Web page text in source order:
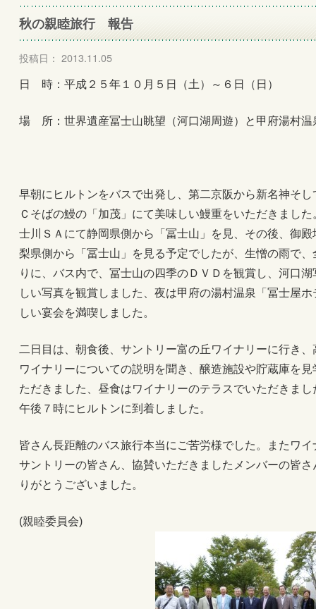
秋の親睦旅行 報告
投稿日： 2013.11.05
日 時：平成２５年１０月５日（土）～６日（日）
場 所：世界遺産冨士山眺望（河口湖周遊）と甲府湯村温
早朝にヒルトンをバスで出発し、第二京阪から新名神そ
Ｃそばの鰻の「加茂」にて美味しい鰻重をいただきまし
士川ＳＡにて静岡県側から「冨士山」を見、その後、御
梨県側から「冨士山」を見る予定でしたが、生憎の雨で
りに、バス内で、冨士山の四季のＤＶＤを観賞し、河口
しい写真を観賞しました、夜は甲府の湯村温泉「冨士屋
しい宴会を満喫しました。
二日目は、朝食後、サントリー富の丘ワイナリーに行き
ワイナリーについての説明を聞き、醸造施設や貯蔵庫を
ただきました、昼食はワイナリーのテラスでいただきま
午後７時にヒルトンに到着しました。
皆さん長距離のバス旅行本当にご苦労様でした。またワ
サントリーの皆さん、協賛いただきましたメンバーの皆
りがとうございました。
(親睦委員会)